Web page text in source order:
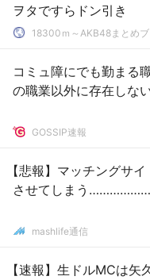
ヲタですらドン引き
18300ｍ～AKB48まとめブ
コミュ障にでも勤まる
の職業以外に存在しな
GOSSIP速報
【悲報】マッチングサ
させてしまう
mashlife通信
【速報】生ドルMCは矢